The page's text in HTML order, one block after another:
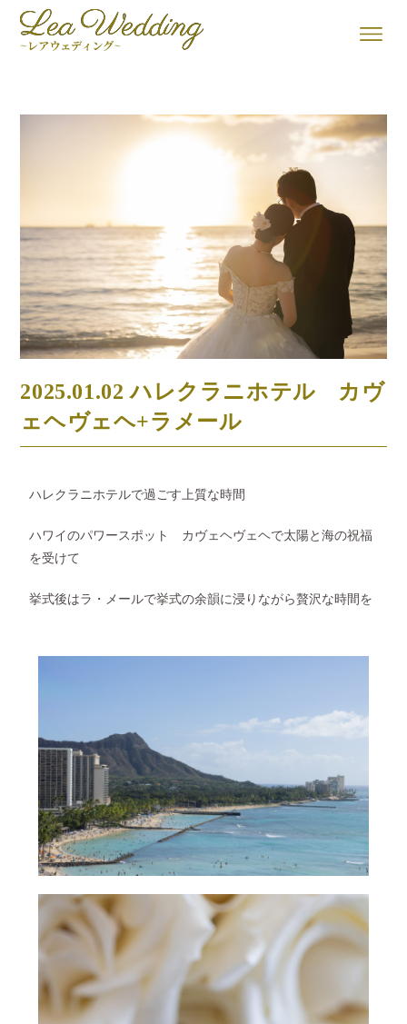
2025.01.02 ハレクラニホテル カヴ
ェヘヴェヘ+ラメール
ハレクラニホテルで過ごす上質な時間
ハワイのパワースポット カヴェヘヴェヘで太陽と海の祝福
を受けて
挙式後はラ・メールで挙式の余韻に浸りながら贅沢な時間を